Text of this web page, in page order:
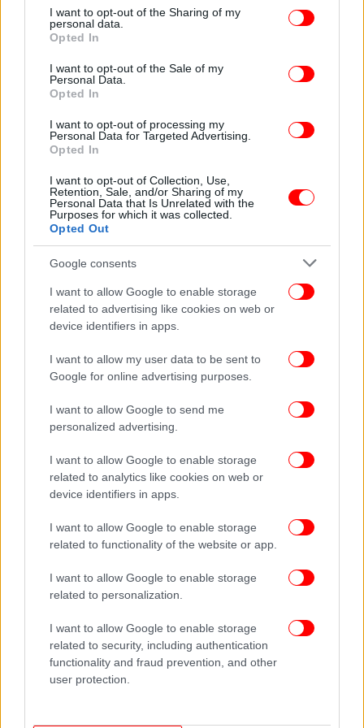
not limited to your visit or usage behaviour. You may click to
grant or deny consent to Google and its third-party tags to
use your data for below specified purposes in below Google
consent section.
I want to opt-out of the Sharing of my
personal data.
Opted In
I want to opt-out of the Sale of my
Personal Data.
Opted In
I want to opt-out of processing my
Personal Data for Targeted Advertising.
Opted In
I want to opt-out of Collection, Use,
Retention, Sale, and/or Sharing of my
Personal Data that Is Unrelated with the
Purposes for which it was collected.
Opted Out
Google consents
I want to allow Google to enable storage
related to advertising like cookies on web or
device identifiers in apps.
I want to allow my user data to be sent to
Google for online advertising purposes.
I want to allow Google to send me
personalized advertising.
I want to allow Google to enable storage
related to analytics like cookies on web or
device identifiers in apps.
I want to allow Google to enable storage
related to functionality of the website or app.
I want to allow Google to enable storage
related to personalization.
I want to allow Google to enable storage
related to security, including authentication
functionality and fraud prevention, and other
user protection.
ΟΛΕΣ ΟΙ ΕΙΔΗΣΕΙΣ
Ιστορική ομιλία Μητσοτάκη στο Κογκρέσο: Τον
χειροκρότησαν όρθιοι -Τα αυστηρά μηνύματα στην
Τουρκία
-Τέλος στην πιο αιματηρή μάχη του πολέμου μετά από 83
ημέρες
Γιατί αυξήθηκε δραματικά η κίνηση στην Αθήνα
-Αρνητικό «ρεκόρ» στον Κηφισό, πώς το εξηγούν οι
ειδικοί
ΠΕΡΙΣΣΟΤΕΡΑ ΒΙΝΤΕΟ